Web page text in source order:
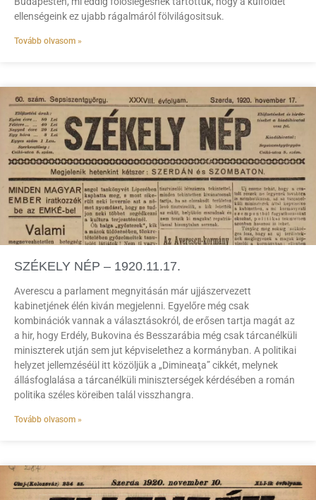
ellenségeink ez ujabb rágalmáról fölvilágositsuk.
Tovább olvasom »
SZÉKELY NÉP – 1920.11.17.
Averescu a parlament megnyitásán már ujjászervezett
kabinetjének élén kiván megjelenni. Egyelőre még csak
kombinációk vannak a választásokról, de erősen tartja magát az
a hir, hogy Erdély, Bukovina és Besszarábia még csak tárcanélküli
miniszterek utján sem jut képviselethez a kormányban. A politikai
helyzet jellemzéséül itt közöljük a „Dimineaţa” cikkét, melynek
állásfoglalása a tárcanélküli miniszterségek kérdésében a román
politika széles köreiben talál visszhangra.
Tovább olvasom »